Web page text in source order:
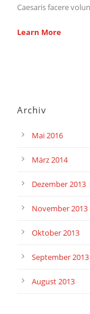
Caesaris facere
Learn More
Archiv
Mai 2016
März 2014
Dezember 2013
November 2013
Oktober 2013
September 2013
August 2013